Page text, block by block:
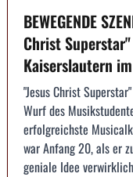
BEWEGENDE
Christ
Kaiserslautern
"Jesus Christ
Wurf des
erfolgreichste
war Anfang 20, als er
geniale Idee